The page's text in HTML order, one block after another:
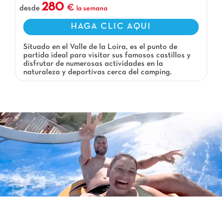
desde 280 la semana
HAGA CLIC AQUI
Situado en el Valle de la Loira, es el punto de
partida ideal para visitar sus famosos castillos y
disfrutar de numerosas actividades en la
naturaleza y deportivas cerca del camping.